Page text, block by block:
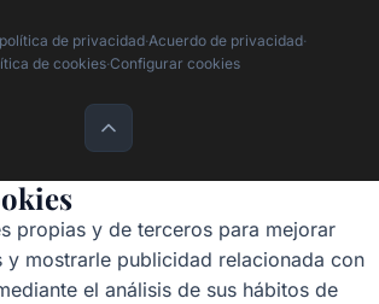
de privacidad·Acuerdo de privacidad·
de cookies·Configurar cookies
propias y de terceros para mejorar
y mostrarle publicidad relacionada con
el análisis de sus hábitos de